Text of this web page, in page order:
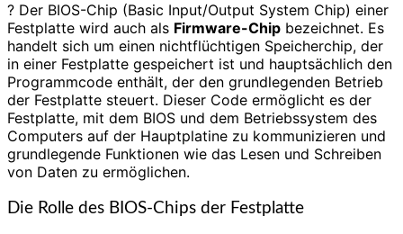
? Der BIOS-Chip (Basic Input/Output System Chip) einer
Festplatte wird auch als Firmware-Chip bezeichnet. Es
handelt sich um einen nichtflüchtigen Speicherchip, der
in einer Festplatte gespeichert ist und hauptsächlich den
Programmcode enthält, der den grundlegenden Betrieb
der Festplatte steuert. Dieser Code ermöglicht es der
Festplatte, mit dem BIOS und dem Betriebssystem des
Computers auf der Hauptplatine zu kommunizieren und
grundlegende Funktionen wie das Lesen und Schreiben
von Daten zu ermöglichen.
Die Rolle des BIOS-Chips der Festplatte